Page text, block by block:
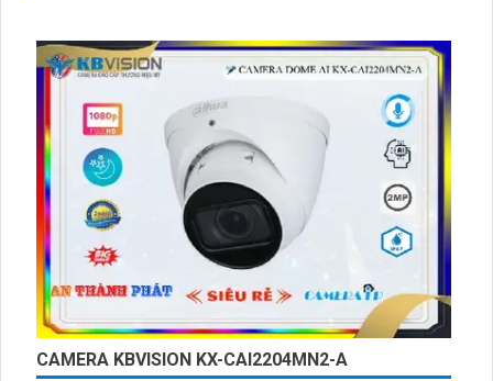
CAMERA KBVISION KX-CAI2204MN2-A